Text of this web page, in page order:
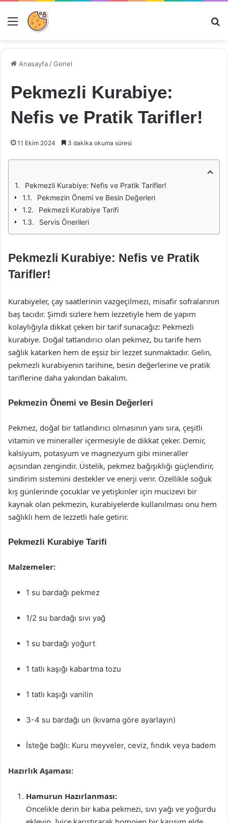
Menü
Anasayfa /Genel
Pekmezli Kurabiye:
Nefis ve Pratik Tarifler!
11 Ekim 2024 3 dakika okuma süresi
Pekmezli Kurabiye: Nefis ve Pratik Tarifler!
Pekmezin Önemi ve Besin Değerleri
Pekmezli Kurabiye Tarifi
Servis Önerileri
Pekmezli Kurabiye: Nefis ve Pratik
Tarifler!
Kurabiyeler, çay saatlerinin vazgeçilmezi, misafir sofralarının
baş tacıdır. Şimdi sizlere hem lezzetiyle hem de yapım
kolaylığıyla dikkat çeken bir tarif sunacağız: Pekmezli
kurabiye. Doğal tatlandırıcı olan pekmez, bu tarife hem
sağlık katarken hem de eşsiz bir lezzet sunmaktadır. Gelin,
pekmezli kurabiyenin tarihine, besin değerlerine ve pratik
tariflerine daha yakından bakalım.
Pekmezin Önemi ve Besin Değerleri
Pekmez, doğal bir tatlandırıcı olmasının yanı sıra, çeşitli
vitamin ve mineraller içermesiyle de dikkat çeker. Demir,
kalsiyum, potasyum ve magnezyum gibi mineraller
açısından zengindir. Üstelik, pekmez bağışıklığı güçlendirir,
sindirim sistemini destekler ve enerji verir. Özellikle soğuk
kış günlerinde çocuklar ve yetişkinler için mucizevi bir
kaynak olan pekmezin, kurabiyelerde kullanılması onu hem
sağlıklı hem de lezzetli hale getirir.
Pekmezli Kurabiye Tarifi
Malzemeler:
1 su bardağı pekmez
1/2 su bardağı sıvı yağ
1 su bardağı yoğurt
1 tatlı kaşığı kabartma tozu
1 tatlı kaşığı vanilin
3-4 su bardağı un (kıvama göre ayarlayın)
İsteğe bağlı: Kuru meyveler, ceviz, fındık veya badem
Hazırlık Aşaması:
Hamurun Hazırlanması:
Öncelikle derin bir kaba pekmezi, sıvı yağı ve yoğurdu